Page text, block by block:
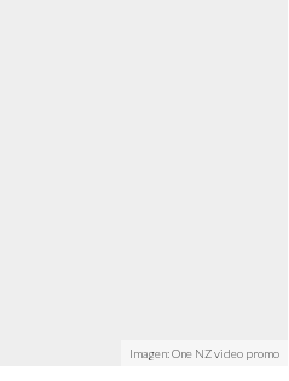
Imagen: One NZ video promo